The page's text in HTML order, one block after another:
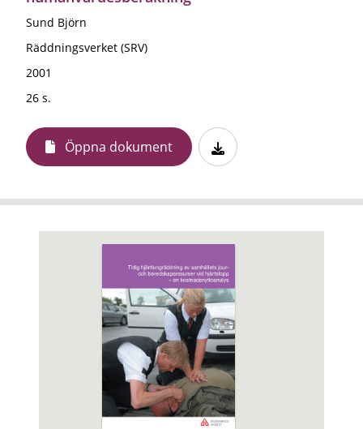
Sund Björn
Räddningsverket (SRV)
2001
26 s.
Öppna dokument